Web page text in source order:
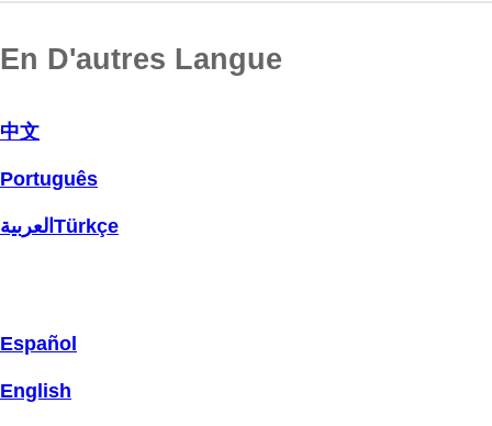
En D'autres Langue
中文
Português
العربية Türkçe
Español
English